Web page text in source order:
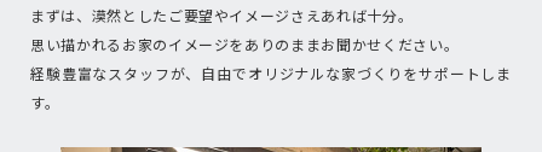
まずは、漠然としたご要望やイメージさえあれば十分。
思い描かれるお家のイメージをありのままお聞かせください。
経験豊富なスタッフが、自由でオリジナルな家づくりをサポートしま
す。